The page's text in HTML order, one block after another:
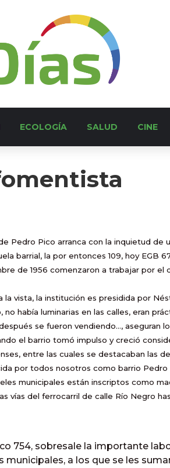
ECOLOGÍA SALUD CINE
Pedro Pico arranca con la inquietud de
barrial, la por entonces 109, hoy EGB
de 1956 comenzaron a trabajar por el
la vista, la institución es presidida por
no había luminarias en las calles, eran
se fueron vendiendo…, aseguran
el barrio tomó impulso y creció
entre las cuales se destacaban las
por todos nosotros como barrio Pedro
municipales están inscriptos como
vías del ferrocarril de calle Río Negro
754, sobresale la importante
municipales, a los que se les